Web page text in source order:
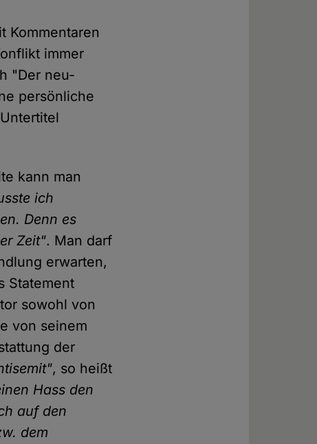
Kommentaren
immer
"Der neu-
persönliche
kann man
ich
Denn es
Zeit". Man darf
erwarten,
Statement
sowohl von
von seinem
der
, so heißt
Hass den
auf den
dem